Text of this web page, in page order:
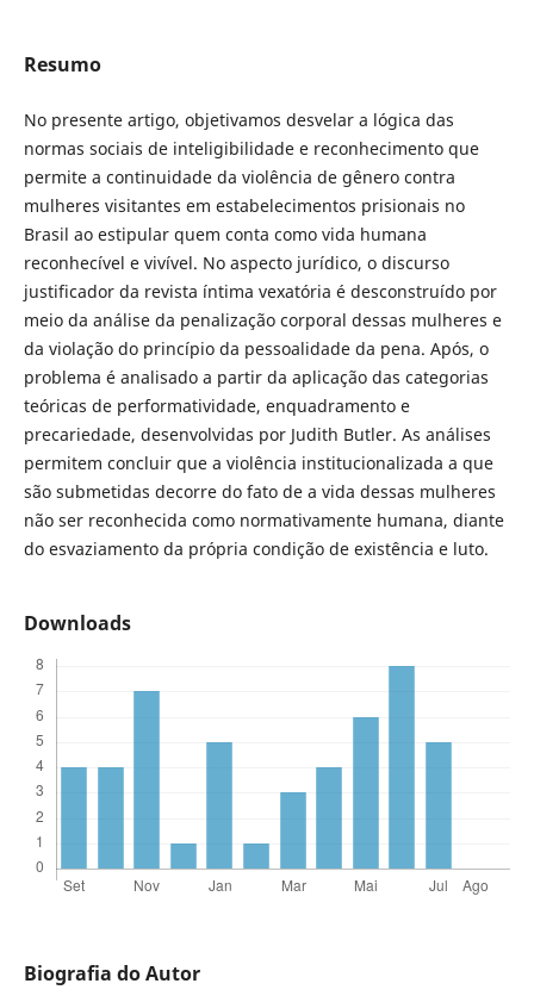
Resumo
No presente artigo, objetivamos desvelar a lógica das
normas sociais de inteligibilidade e reconhecimento que
permite a continuidade da violência de gênero contra
mulheres visitantes em estabelecimentos prisionais no
Brasil ao estipular quem conta como vida humana
reconhecível e vivível. No aspecto jurídico, o discurso
justificador da revista íntima vexatória é desconstruído por
meio da análise da penalização corporal dessas mulheres e
da violação do princípio da pessoalidade da pena. Após, o
problema é analisado a partir da aplicação das categorias
teóricas de performatividade, enquadramento e
precariedade, desenvolvidas por Judith Butler. As análises
permitem concluir que a violência institucionalizada a que
são submetidas decorre do fato de a vida dessas mulheres
não ser reconhecida como normativamente humana, diante
do esvaziamento da própria condição de existência e luto.
Downloads
Biografia do Autor